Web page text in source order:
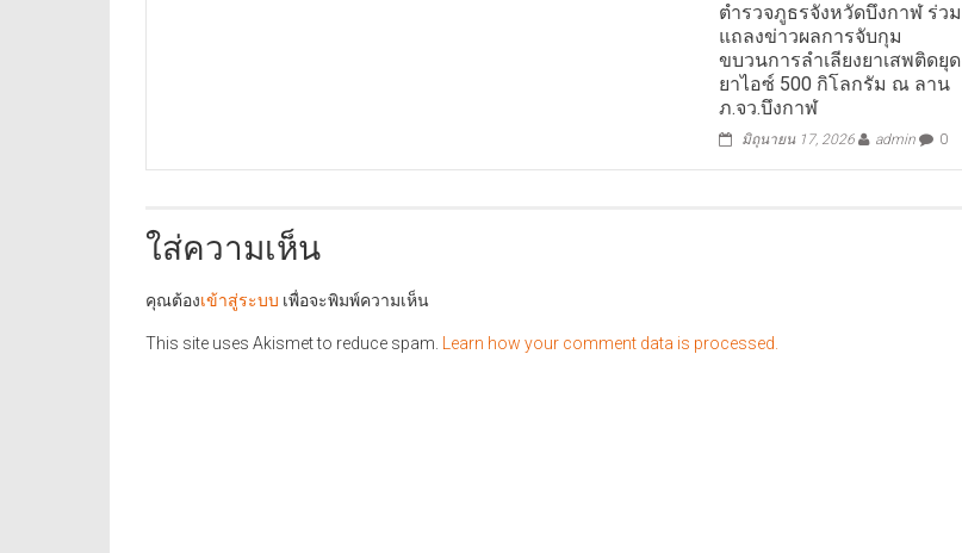
ตำรวจภูธรจังหวัดบึงกาฬ ร่วม
แถลงข่าวผลการจับกุม
ขบวนการลำเลียงยาเสพติดยุด
ยาไอซ์ 500 กิโลกรัม ณ ลาน
ภ.จว.บึงกาฬ
มิถุนายน 17, 2026 admin 0
ใส่ความเห็น
คุณต้องเข้าสู่ระบบ เพื่อจะพิมพ์ความเห็น
This site uses Akismet to reduce spam. Learn how your comment data is processed.